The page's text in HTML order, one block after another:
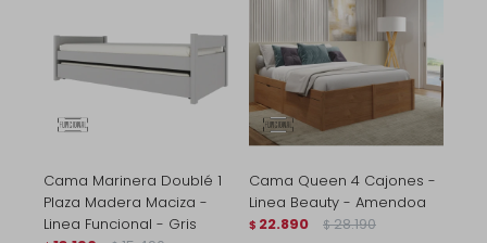
Cama Marinera Doublé 1
Plaza Madera Maciza -
Linea Funcional - Gris
Cama Queen 4 Cajones -
Linea Beauty - Amendoa
$ 22.890 $ 28.190